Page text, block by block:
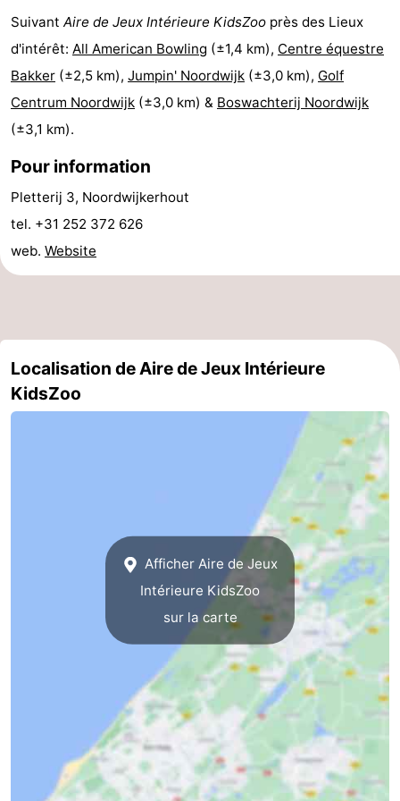
-
Stationnement
Adresses
Médicales
Région
Septentrionale
-
Nature
Schoorlse
-
Bergen
-
Egmond
-
Nature
Suivant Aire de Jeux Intérieure KidsZoo près des Lieux
d'intérêt: All American Bowling (±1,4 km), Centre équestre
Bakker (±2,5 km), Jumpin' Noordwijk (±3,0 km), Golf
Centrum Noordwijk (±3,0 km) & Boswachterij Noordwijk
(±3,1 km).
Pour information
Pletterij 3, Noordwijkerhout
tel. +31 252 372 626
web. Website
Localisation de Aire de Jeux Intérieure
KidsZoo
Afficher Aire de Jeux
Intérieure KidsZoo
sur la carte